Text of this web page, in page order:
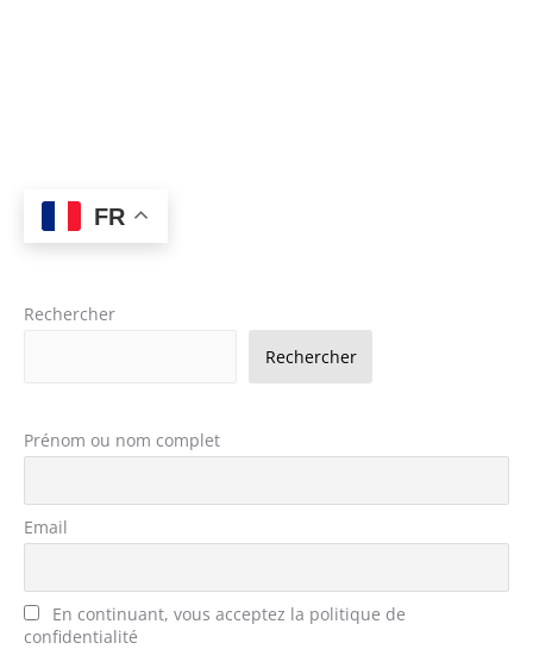
FR
Rechercher
Rechercher
Prénom ou nom complet
Email
En continuant, vous acceptez la politique de
confidentialité